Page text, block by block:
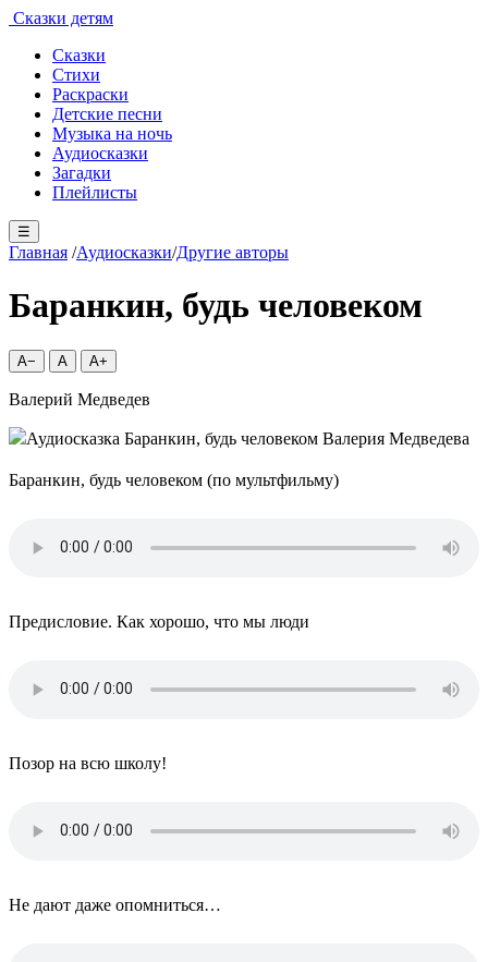
Сказки детям
Сказки
Стихи
Раскраски
Детские песни
Музыка на ночь
Аудиосказки
Загадки
Плейлисты
☰
Главная /Аудиосказки/Другие авторы
Баранкин, будь человеком
A− A A+
Валерий Медведев
Баранкин, будь человеком (по мультфильму)
Предисловие. Как хорошо, что мы люди
Позор на всю школу!
Не дают даже опомниться…